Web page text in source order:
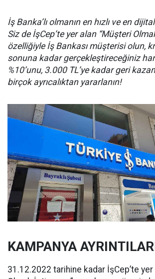
İş Banka’lı olmanın en hızlı ve en
Siz de İşCep’te yer alan “Müşteri
özelliğiyle İş Bankası müşterisi olun,
sonuna kadar gerçekleştireceğiniz
%10’unu, 3.000 TL’ye kadar geri
birçok ayrıcalıktan yararlanın!
KAMPANYA
31.12.2022 tarihine kadar İşCep’te